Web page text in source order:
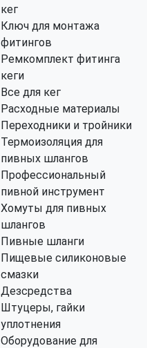
кег
Ключ для монтажа
фитингов
Ремкомплект фитинга
кеги
Все для кег
Расходные материалы
Переходники и тройники
Термоизоляция для
пивных шлангов
Профессиональный
пивной инструмент
Хомуты для пивных
шлангов
Пивные шланги
Пищевые силиконовые
смазки
Дезсредства
Штуцеры, гайки
уплотнения
Оборудование для